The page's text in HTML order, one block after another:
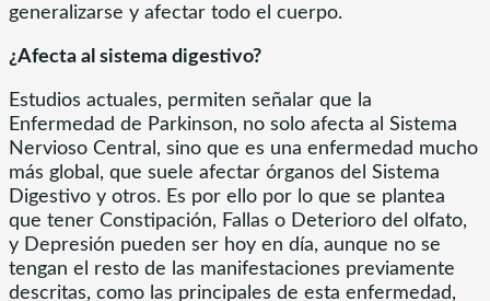
generalizarse y afectar todo el cuerpo.
¿Afecta al sistema digestivo?
Estudios actuales, permiten señalar que la
Enfermedad de Parkinson, no solo afecta al Sistema
Nervioso Central, sino que es una enfermedad mucho
más global, que suele afectar órganos del Sistema
Digestivo y otros. Es por ello por lo que se plantea
que tener Constipación, Fallas o Deterioro del olfato,
y Depresión pueden ser hoy en día, aunque no se
tengan el resto de las manifestaciones previamente
descritas, como las principales de esta enfermedad,